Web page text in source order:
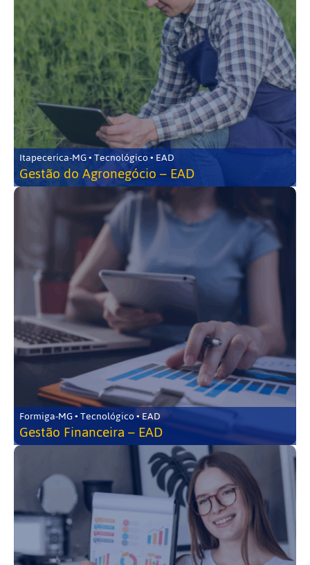
Itapecerica-MG • Tecnológico • EAD
Gestão do Agronegócio – EAD
Formiga-MG • Tecnológico • EAD
Gestão Financeira – EAD